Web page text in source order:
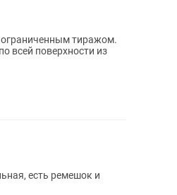
тиражом.
всей поверхности из
есть ремешок и